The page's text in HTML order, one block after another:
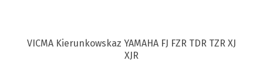
VICMA Kierunkowskaz YAMAHA FJ FZR TDR TZR XJ
XJR